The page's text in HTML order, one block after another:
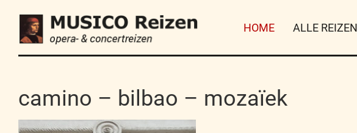
HOME ALLE REIZEN
camino – bilbao – mozaïek